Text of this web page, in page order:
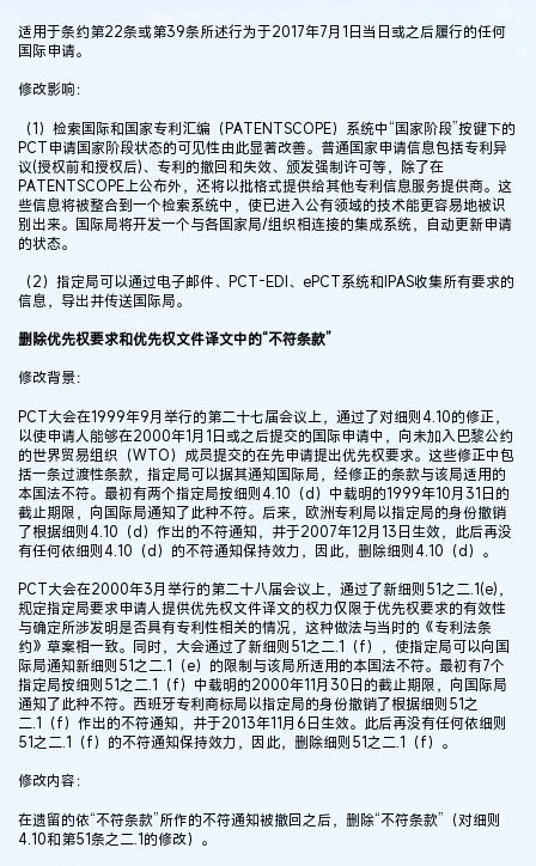
适用于条约第22条或第39条所述行为于2017年7月1日当日或之后履行的任何
国际申请。
修改影响：
（1）检索国际和国家专利汇编（PATENTSCOPE）系统中“国家阶段”按键下的
PCT申请国家阶段状态的可见性由此显著改善。普通国家申请信息包括专利异
议(授权前和授权后)、专利的撤回和失效、颁发强制许可等，除了在
PATENTSCOPE上公布外，还将以批格式提供给其他专利信息服务提供商。这
些信息将被整合到一个检索系统中，使已进入公有领域的技术能更容易地被识
别出来。国际局将开发一个与各国家局/组织相连接的集成系统，自动更新申请
的状态。
（2）指定局可以通过电子邮件、PCT-EDI、ePCT系统和IPAS收集所有要求的
信息，导出并传送国际局。
删除优先权要求和优先权文件译文中的“不符条款”
修改背景：
PCT大会在1999年9月举行的第二十七届会议上，通过了对细则4.10的修正，
以使申请人能够在2000年1月1日或之后提交的国际申请中，向未加入巴黎公约
的世界贸易组织（WTO）成员提交的在先申请提出优先权要求。这些修正中包
括一条过渡性条款，指定局可以据其通知国际局，经修正的条款与该局适用的
本国法不符。最初有两个指定局按细则4.10（d）中载明的1999年10月31日的
截止期限，向国际局通知了此种不符。后来，欧洲专利局以指定局的身份撤销
了根据细则4.10（d）作出的不符通知，并于2007年12月13日生效，此后再没
有任何依细则4.10（d）的不符通知保持效力，因此，删除细则4.10（d）。
PCT大会在2000年3月举行的第二十八届会议上，通过了新细则51之二.1(e)，
规定指定局要求申请人提供优先权文件译文的权力仅限于优先权要求的有效性
与确定所涉发明是否具有专利性相关的情况，这种做法与当时的《专利法条
约》草案相一致。同时，大会通过了新细则51之二.1（f），使指定局可以向国
际局通知新细则51之二.1（e）的限制与该局所适用的本国法不符。最初有7个
指定局按细则51之二.1（f）中载明的2000年11月30日的截止期限，向国际局
通知了此种不符。西班牙专利商标局以指定局的身份撤销了根据细则51之
二.1（f）作出的不符通知，并于2013年11月6日生效。此后再没有任何依细则
51之二.1（f）的不符通知保持效力，因此，删除细则51之二.1（f）。
修改内容：
在遗留的依“不符条款”所作的不符通知被撤回之后，删除“不符条款”（对细则
4.10和第51条之二.1的修改）。